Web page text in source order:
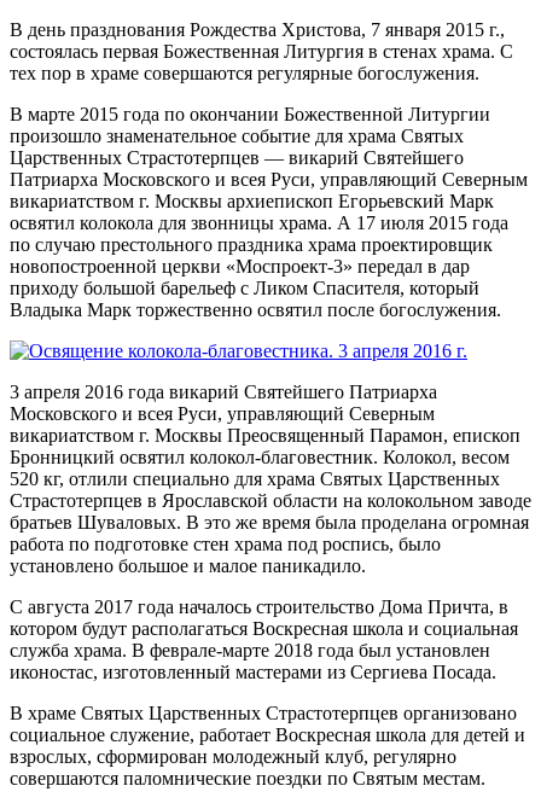
В день празднования Рождества Христова, 7 января 2015 г.,
состоялась первая Божественная Литургия в стенах храма. С
тех пор в храме совершаются регулярные богослужения.
В марте 2015 года по окончании Божественной Литургии
произошло знаменательное событие для храма Святых
Царственных Страстотерпцев — викарий Святейшего
Патриарха Московского и всея Руси, управляющий Северным
викариатством г. Москвы архиепископ Егорьевский Марк
освятил колокола для звонницы храма. А 17 июля 2015 года
по случаю престольного праздника храма проектировщик
новопостроенной церкви «Моспроект-3» передал в дар
приходу большой барельеф с Ликом Спасителя, который
Владыка Марк торжественно освятил после богослужения.
3 апреля 2016 года викарий Святейшего Патриарха
Московского и всея Руси, управляющий Северным
викариатством г. Москвы Преосвященный Парамон, епископ
Бронницкий освятил колокол-благовестник. Колокол, весом
520 кг, отлили специально для храма Святых Царственных
Страстотерпцев в Ярославской области на колокольном заводе
братьев Шуваловых. В это же время была проделана огромная
работа по подготовке стен храма под роспись, было
установлено большое и малое паникадило.
С августа 2017 года началось строительство Дома Причта, в
котором будут располагаться Воскресная школа и социальная
служба храма. В феврале-марте 2018 года был установлен
иконостас, изготовленный мастерами из Сергиева Посада.
В храме Святых Царственных Страстотерпцев организовано
социальное служение, работает Воскресная школа для детей и
взрослых, сформирован молодежный клуб, регулярно
совершаются паломнические поездки по Святым местам.